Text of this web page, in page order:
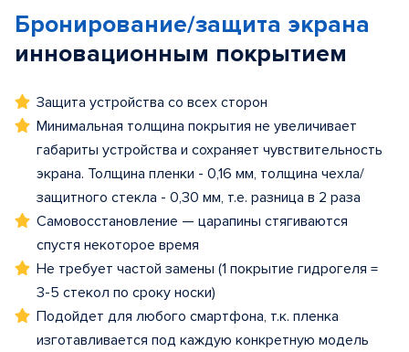
Бронирование/защита экрана
инновационным покрытием
Защита устройства со всех сторон
Минимальная толщина покрытия не увеличивает
габариты устройства и сохраняет чувствительность
экрана. Толщина пленки - 0,16 мм, толщина чехла/
защитного стекла - 0,30 мм, т.е. разница в 2 раза
Самовосстановление — царапины стягиваются
спустя некоторое время
Не требует частой замены (1 покрытие гидрогеля =
3-5 стекол по сроку носки)
Подойдет для любого смартфона, т.к. пленка
изготавливается под каждую конкретную модель